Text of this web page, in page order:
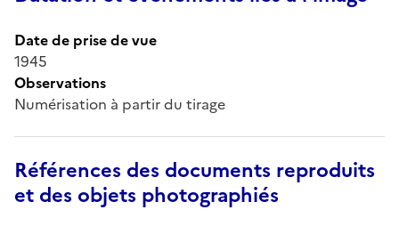
Date de prise de vue
1945
Observations
Numérisation à partir du tirage
Références des documents reproduits
et des objets photographiés